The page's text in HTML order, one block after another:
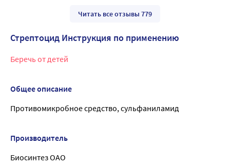
Читать все отзывы 779
Стрептоцид Инструкция по применению
Беречь от детей
Общее описание
Противомикробное средство, сульфаниламид
Производитель
Биосинтез ОАО